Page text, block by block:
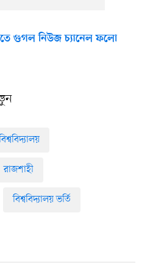
গুগল নিউজ চ্যানেল ফলো
রাজশাহী
বিশ্ববিদ্যালয় ভর্তি